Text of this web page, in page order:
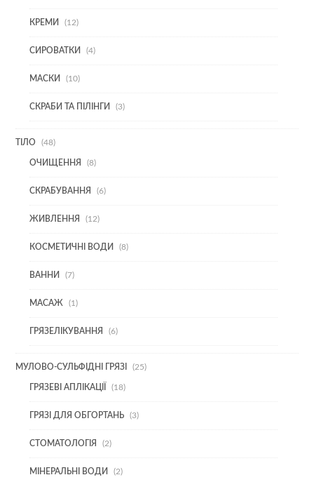
КРЕМИ
1212
СИРОВАТКИ
44
МАСКИ
1010
СКРАБИ ТА ПІЛІНГИ
33
ТІЛО 4848
ОЧИЩЕННЯ
88
СКРАБУВАННЯ
66
ЖИВЛЕННЯ
1212
КОСМЕТИЧНІ ВОДИ
88
ВАННИ
77
МАСАЖ
11
ГРЯЗЕЛІКУВАННЯ
66
МУЛОВО-СУЛЬФІДНІ ГРЯЗІ 2525
ГРЯЗЕВІ АПЛІКАЦІЇ
1818
ГРЯЗІ ДЛЯ ОБГОРТАНЬ
33
СТОМАТОЛОГІЯ
22
МІНЕРАЛЬНІ ВОДИ
22